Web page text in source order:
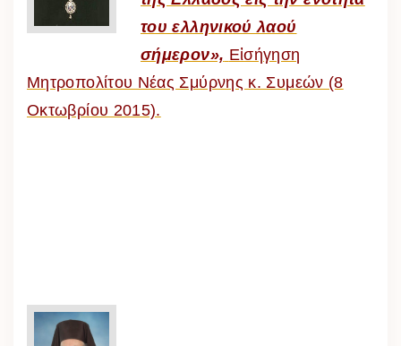
του ελληνικού λαού
σήμερον», Εἰσήγηση
Μητροπολίτου Νέας Σμύρνης κ. Συμεών (8
Οκτωβρίου 2015).